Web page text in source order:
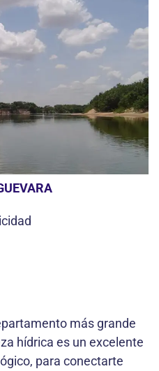
más grande
hídrica es un excelente
para conectarte